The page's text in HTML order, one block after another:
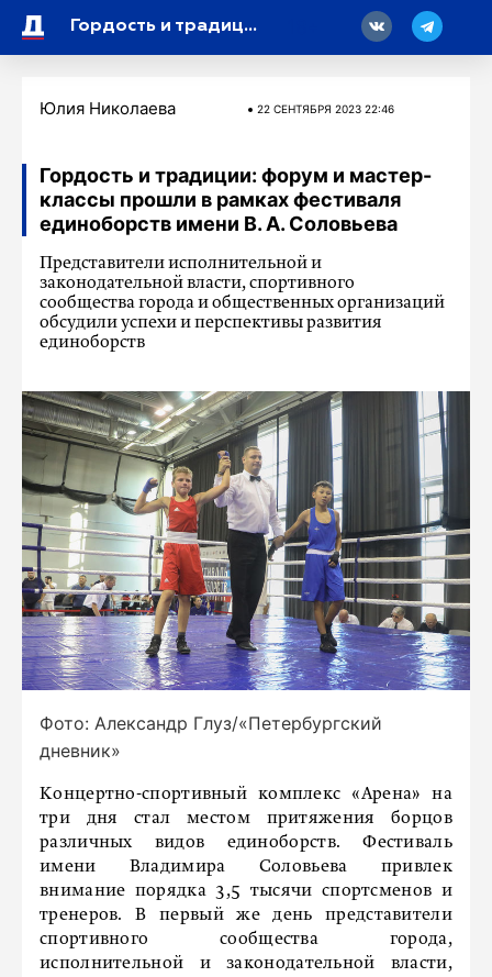
Гордость и традиции: форум и мастер-классы прошли в рамках фестиваля единоборств имени В. А. Соловьева
Юлия Николаева 22 СЕНТЯБРЯ 2023 22:46
Гордость и традиции: форум и мастер-
классы прошли в рамках фестиваля
единоборств имени В. А. Соловьева
Представители исполнительной и
законодательной власти, спортивного
сообщества города и общественных организаций
обсудили успехи и перспективы развития
единоборств
Фото: Александр Глуз/«Петербургский
дневник»
Концертно-спортивный комплекс «Арена» на
три дня стал местом притяжения борцов
различных видов единоборств. Фестиваль
имени Владимира Соловьева привлек
внимание порядка 3,5 тысячи спортсменов и
тренеров. В первый же день представители
спортивного сообщества города,
исполнительной и законодательной власти,